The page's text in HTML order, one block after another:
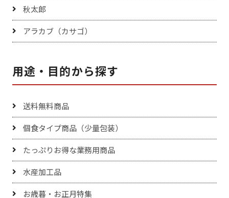
秋太郎
アラカブ（カサゴ）
用途・目的から探す
送料無料商品
個食タイプ商品（少量包装）
たっぷりお得な業務用商品
水産加工品
お歳暮・お正月特集